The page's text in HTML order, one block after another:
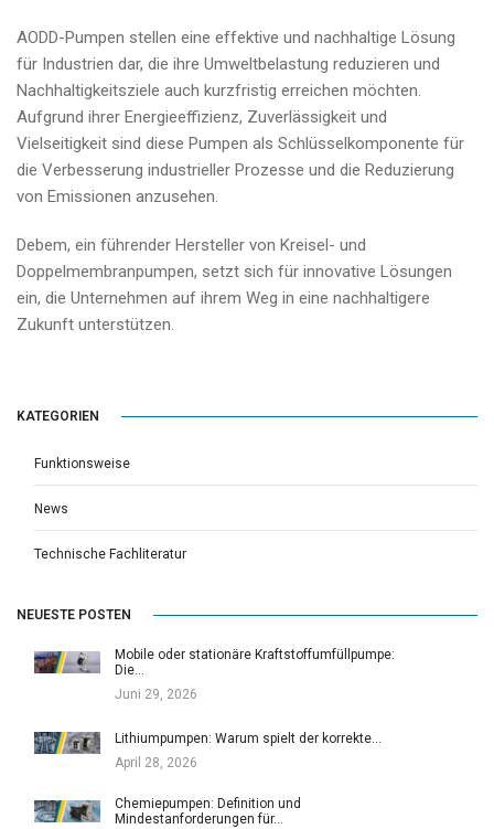
AODD-Pumpen stellen eine effektive und nachhaltige Lösung
für Industrien dar, die ihre Umweltbelastung reduzieren und
Nachhaltigkeitsziele auch kurzfristig erreichen möchten.
Aufgrund ihrer Energieeffizienz, Zuverlässigkeit und
Vielseitigkeit sind diese Pumpen als Schlüsselkomponente für
die Verbesserung industrieller Prozesse und die Reduzierung
von Emissionen anzusehen.
Debem, ein führender Hersteller von Kreisel- und
Doppelmembranpumpen, setzt sich für innovative Lösungen
ein, die Unternehmen auf ihrem Weg in eine nachhaltigere
Zukunft unterstützen.
KATEGORIEN
Funktionsweise
News
Technische Fachliteratur
NEUESTE POSTEN
Mobile oder stationäre Kraftstoffumfüllpumpe:
Die…
Juni 29, 2026
Lithiumpumpen: Warum spielt der korrekte…
April 28, 2026
Chemiepumpen: Definition und
Mindestanforderungen für…